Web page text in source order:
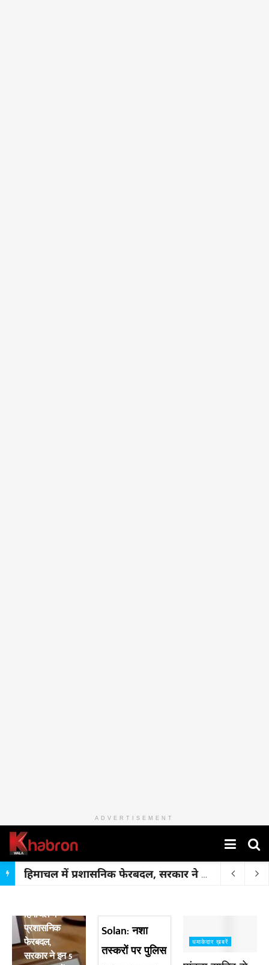
ADVERTISEMENT
हिमाचल में प्रशासनिक फेरबदल, सरकार ने इन 5 IAS अफसरों को सौंपा अतिरिक्त कार्यभार
हिमाचल में
प्रशासनिक
फेरबदल,
सरकार ने इन 5
Solan: नशा
तस्करों पर पुलिस
धमाकेदार ख़बरें